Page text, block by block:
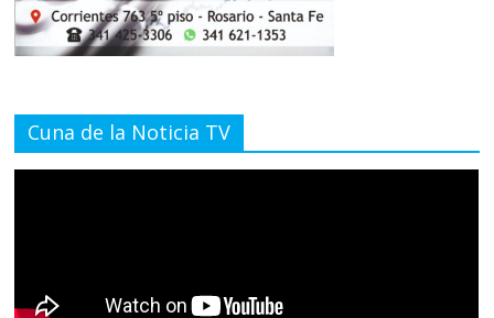
Cuna de la Noticia TV